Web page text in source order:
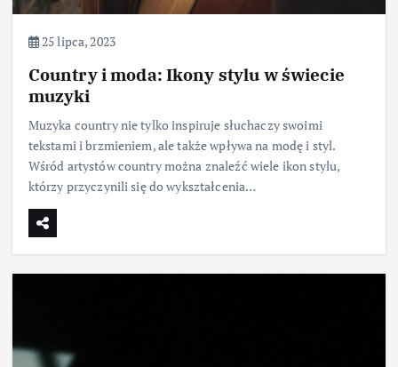
25 lipca, 2023
Country i moda: Ikony stylu w świecie
muzyki
Muzyka country nie tylko inspiruje słuchaczy swoimi
tekstami i brzmieniem, ale także wpływa na modę i styl.
Wśród artystów country można znaleźć wiele ikon stylu,
którzy przyczynili się do wykształcenia…